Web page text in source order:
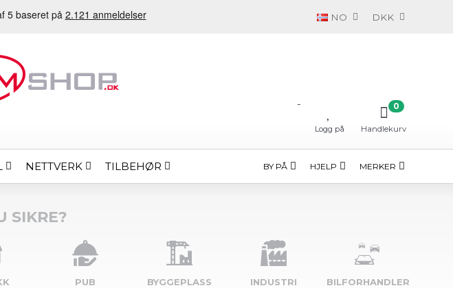
NO DKK
-
Logg på Handlekurv
0
NETTVERK TILBEHØR BY PÅ HJELP MERKER
SIKRE?
PUB BYGGE­PLASS INDUSTRI BILFORHANDLER